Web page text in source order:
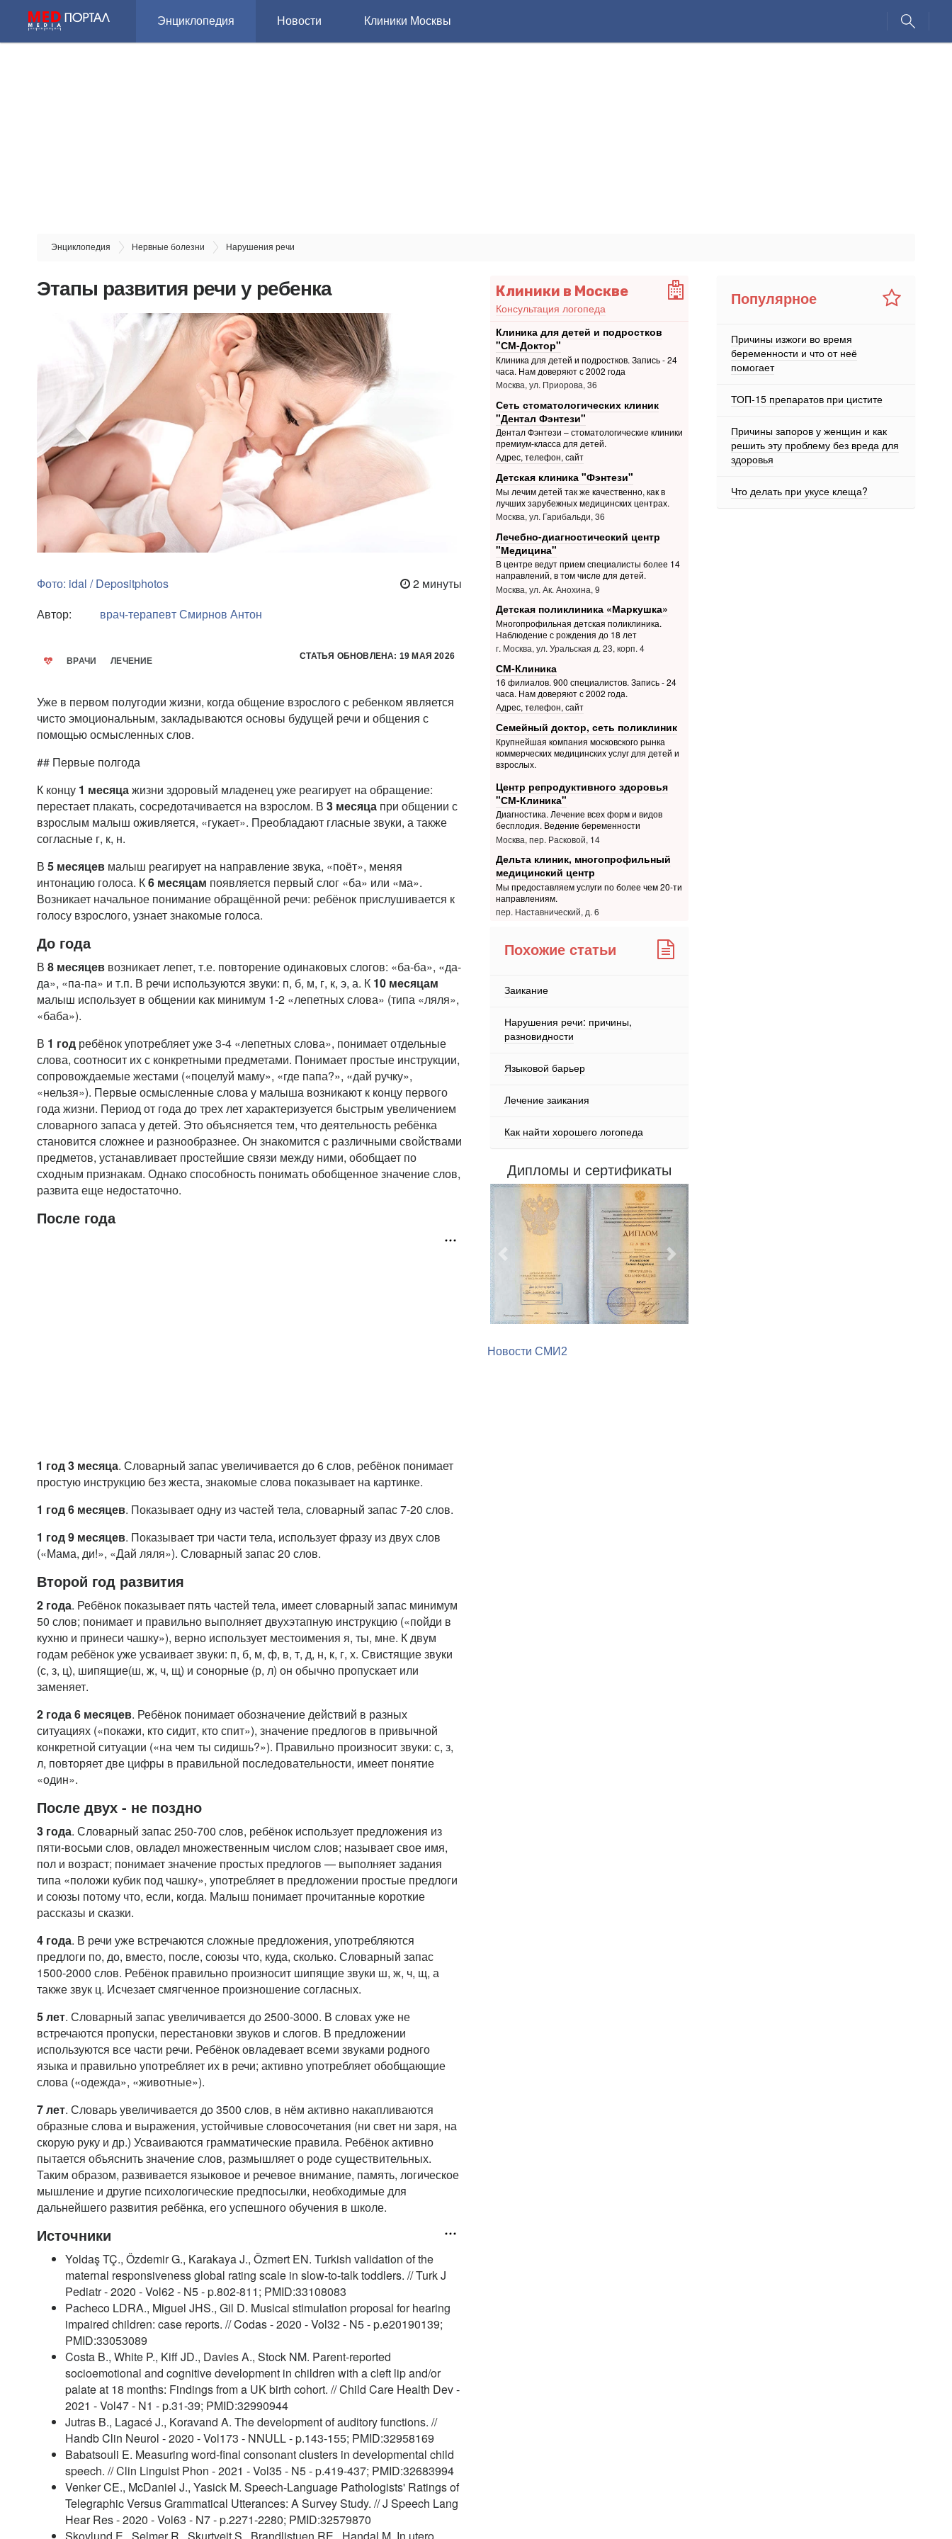
Энциклопедия Новости Клиники Москвы
Энциклопедия Нервные болезни Нарушения речи
Этапы развития речи у ребенка
Фото: idal / Depositphotos
2 минуты
Автор:
врач-терапевтСмирнов Антон
ВРАЧИ ЛЕЧЕНИЕ СТАТЬЯ ОБНОВЛЕНА: 19 МАЯ 2026
Уже в первом полугодии жизни, когда общение взрослого с ребенком является
чисто эмоциональным, закладываются основы будущей речи и общения с
помощью осмысленных слов.
## Первые полгода
К концу 1 месяцажизни здоровый младенец уже реагирует на обращение:
перестает плакать, сосредотачивается на взрослом. В 3 месяца при общении с
взрослым малыш оживляется, «гукает». Преобладают гласные звуки, а также
согласные г, к, н.
В 5 месяцев малыш реагирует на направление звука, «поёт», меняя
интонацию голоса. К6 месяцам появляется первый слог «ба» или «ма».
Возникает начальное понимание обращённой речи: ребёнок прислушивается к
голосу взрослого, узнает знакомые голоса.
До года
В 8 месяцев возникает лепет, т.е. повторение одинаковых слогов: «ба-ба», «да-
да», «па-па» и т.п. В речи используются звуки: п, б, м, г, к, э, а. К 10 месяцам
малыш использует в общении как минимум 1-2 «лепетных слова» (типа «ляля»,
«баба»).
В 1 год ребёнок употребляет уже 3-4 «лепетных слова», понимает отдельные
слова, соотносит их с конкретными предметами. Понимает простые инструкции,
сопровождаемые жестами («поцелуй маму», «где папа?», «дай ручку»,
«нельзя»). Первые осмысленные слова у малыша возникают к концу первого
года жизни. Период от года до трех лет характеризуется быстрым увеличением
словарного запаса у детей. Это объясняется тем, что деятельность ребёнка
становится сложнее и разнообразнее. Он знакомится с различными свойствами
предметов, устанавливает простейшие связи между ними, обобщает по
сходным признакам. Однако способность понимать обобщенное значение слов,
развита еще недостаточно.
После года
1 год 3 месяца. Словарный запас увеличивается до 6 слов, ребёнок понимает
простую инструкцию без жеста, знакомые слова показывает на картинке.
1 год 6 месяцев. Показывает одну из частей тела, словарный запас 7-20 слов.
1 год 9 месяцев. Показывает три части тела, использует фразу из двух слов
(«Мама, ди!», «Дай ляля»). Словарный запас 20 слов.
Второй год развития
2 года. Ребёнок показывает пять частей тела, имеет словарный запас минимум
50 слов; понимает и правильно выполняет двухэтапную инструкцию («пойди в
кухню и принеси чашку»), верно использует местоимения я, ты, мне. К двум
годам ребёнок уже усваивает звуки: п, б, м, ф, в, т, д, н, к, г, х. Свистящие звуки
(с, з, ц), шипящие(ш, ж, ч, щ) и сонорные (р, л) он обычно пропускает или
заменяет.
2 года 6 месяцев. Ребёнок понимает обозначение действий в разных
ситуациях («покажи, кто сидит, кто спит»), значение предлогов в привычной
конкретной ситуации («на чем ты сидишь?»). Правильно произносит звуки: с, з,
л, повторяет две цифры в правильной последовательности, имеет понятие
«один».
После двух - не поздно
3 года. Словарный запас 250-700 слов, ребёнок использует предложения из
пяти-восьми слов, овладел множественным числом слов; называет свое имя,
пол и возраст; понимает значение простых предлогов — выполняет задания
типа «положи кубик под чашку», употребляет в предложении простые предлоги
и союзы потому что, если, когда. Малыш понимает прочитанные короткие
рассказы и сказки.
4 года. В речи уже встречаются сложные предложения, употребляются
предлоги по, до, вместо, после, союзы что, куда, сколько. Словарный запас
1500-2000 слов. Ребёнок правильно произносит шипящие звуки ш, ж, ч, щ, а
также звук ц. Исчезает смягченное произношение согласных.
5 лет. Словарный запас увеличивается до 2500-3000. В словах уже не
встречаются пропуски, перестановки звуков и слогов. В предложении
используются все части речи. Ребёнок овладевает всеми звуками родного
языка и правильно употребляет их в речи; активно употребляет обобщающие
слова («одежда», «животные»).
7 лет. Словарь увеличивается до 3500 слов, в нём активно накапливаются
образные слова и выражения, устойчивые словосочетания (ни свет ни заря, на
скорую руку и др.) Усваиваются грамматические правила. Ребёнок активно
пытается объяснить значение слов, размышляет о роде существительных.
Таким образом, развивается языковое и речевое внимание, память, логическое
мышление и другие психологические предпосылки, необходимые для
дальнейшего развития ребёнка, его успешного обучения в школе.
Источники
Yoldaş TÇ., Özdemir G., Karakaya J., Özmert EN. Turkish validation of the
maternal responsiveness global rating scale in slow-to-talk toddlers. // Turk J
Pediatr - 2020 - Vol62 - N5 - p.802-811; PMID:33108083
Pacheco LDRA., Miguel JHS., Gil D. Musical stimulation proposal for hearing
impaired children: case reports. // Codas - 2020 - Vol32 - N5 - p.e20190139;
PMID:33053089
Costa B., White P., Kiff JD., Davies A., Stock NM. Parent-reported
socioemotional and cognitive development in children with a cleft lip and/or
palate at 18 months: Findings from a UK birth cohort. // Child Care Health Dev -
2021 - Vol47 - N1 - p.31-39; PMID:32990944
Jutras B., Lagacé J., Koravand A. The development of auditory functions. //
Handb Clin Neurol - 2020 - Vol173 - NNULL - p.143-155; PMID:32958169
Babatsouli E. Measuring word-final consonant clusters in developmental child
speech. // Clin Linguist Phon - 2021 - Vol35 - N5 - p.419-437; PMID:32683994
Venker CE., McDaniel J., Yasick M. Speech-Language Pathologists' Ratings of
Telegraphic Versus Grammatical Utterances: A Survey Study. // J Speech Lang
Hear Res - 2020 - Vol63 - N7 - p.2271-2280; PMID:32579870
Клиники в Москве
Консультация логопеда
Клиника для детей и подростков
"СМ-Доктор"
Клиника для детей и подростков. Запись - 24
часа. Нам доверяют с 2002 года
Москва, ул. Приорова, 36
Сеть стоматологических клиник
"Дентал Фэнтези"
Дентал Фэнтези – стоматологические клиники
премиум-класса для детей.
Адрес, телефон, сайт
Детская клиника "Фэнтези"
Мы лечим детей так же качественно, как в
лучших зарубежных медицинских центрах.
Москва, ул. Гарибальди, 36
Лечебно-диагностический центр
"Медицина"
В центре ведут прием специалисты более 14
направлений, в том числе для детей.
Москва, ул. Ак. Анохина, 9
Детская поликлиника «Маркушка»
Многопрофильная детская поликлиника.
Наблюдение с рождения до 18 лет
г. Москва, ул. Уральская д. 23, корп. 4
СМ-Клиника
16 филиалов. 900 специалистов. Запись - 24
часа. Нам доверяют с 2002 года.
Адрес, телефон, сайт
Семейный доктор, сеть поликлиник
Крупнейшая компания московского рынка
коммерческих медицинских услуг для детей и
взрослых.
Центр репродуктивного здоровья
"СМ-Клиника"
Диагностика. Лечение всех форм и видов
бесплодия. Ведение беременности
Москва, пер. Расковой, 14
Дельта клиник, многопрофильный
медицинский центр
Мы предоставляем услуги по более чем 20-ти
направлениям.
пер. Наставнический, д. 6
Похожие статьи
Заикание
Нарушения речи: причины,
разновидности
Языковой барьер
Лечение заикания
Как найти хорошего логопеда
Дипломы и сертификаты
Следующий
Популярное
Причины изжоги во время
беременности и что от неё
помогает
ТОП-15 препаратов при цистите
Причины запоров у женщин и как
решить эту проблему без вреда для
здоровья
Что делать при укусе клеща?
Новости СМИ2